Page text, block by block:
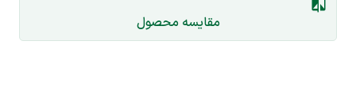
مقایسه محصول